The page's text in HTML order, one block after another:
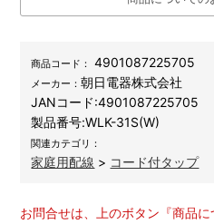
商品コード： 4901087225705
メーカー：朝日電器株式会社
JANコード:4901087225705
製品番号:WLK-31S(W)
関連カテゴリ：
家庭用配線 > コード付タップ
お問合せは、上のボタン『商品